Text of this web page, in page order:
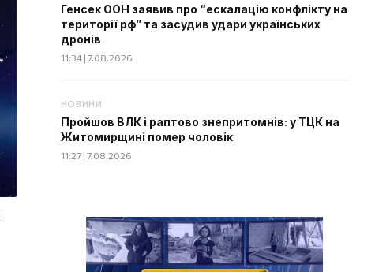
Генсек ООН заявив про “ескалацію конфлікту на
території рф” та засудив удари українських
дронів
11:34 | 7.08.2026
НОВИНИ
Пройшов ВЛК і раптово знепритомнів: у ТЦК на
Житомирщині помер чоловік
11:27 | 7.08.2026